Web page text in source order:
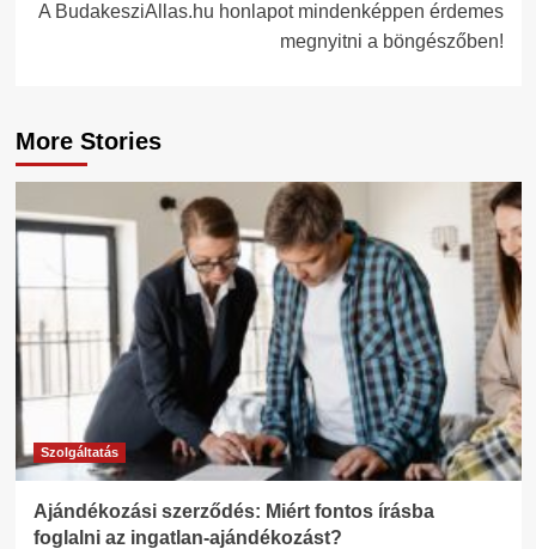
A BudakesziAllas.hu honlapot mindenképpen érdemes
megnyitni a böngészőben!
More Stories
Szolgáltatás
Ajándékozási szerződés: Miért fontos írásba
foglalni az ingatlan-ajándékozást?